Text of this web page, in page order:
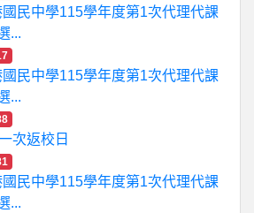
民中學115學年度第1次代理代課
...
民中學115學年度第1次代理代課
...
次返校日
民中學115學年度第1次代理代課
...